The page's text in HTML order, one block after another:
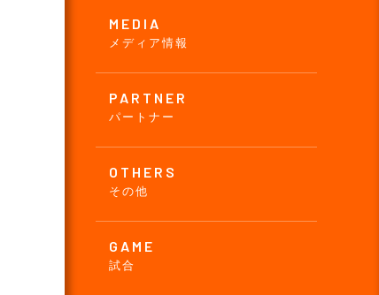
MEDIA
メディア情報
PARTNER
パートナー
OTHERS
その他
GAME
試合